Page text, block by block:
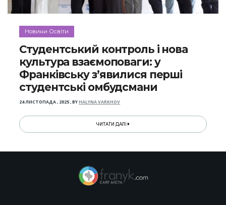
Новини Освіти
Студентський контроль і нова
культура взаємоповаги: у
Франківську з’явилися перші
студентські омбудсмани
24 ЛИСТОПАДА , 2025,BYHALYNA VARKHOV
ЧИТАТИ ДАЛІ